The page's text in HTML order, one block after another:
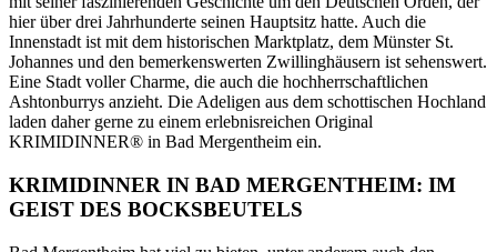
hier über drei Jahrhunderte seinen Hauptsitz hatte. Auch die
Innenstadt ist mit dem historischen Marktplatz, dem Münster St.
Johannes und den bemerkenswerten Zwillinghäusern ist sehenswert.
Eine Stadt voller Charme, die auch die hochherrschaftlichen
Ashtonburrys anzieht. Die Adeligen aus dem schottischen Hochland
laden daher gerne zu einem erlebnisreichen Original
KRIMIDINNER® in Bad Mergentheim ein.
KRIMIDINNER IN BAD MERGENTHEIM: IM
GEIST DES BOCKSBEUTELS